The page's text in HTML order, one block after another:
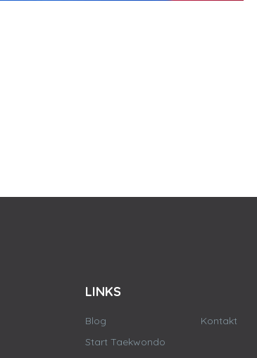
LINKS
Blog
Start Taekwondo
Kontakt